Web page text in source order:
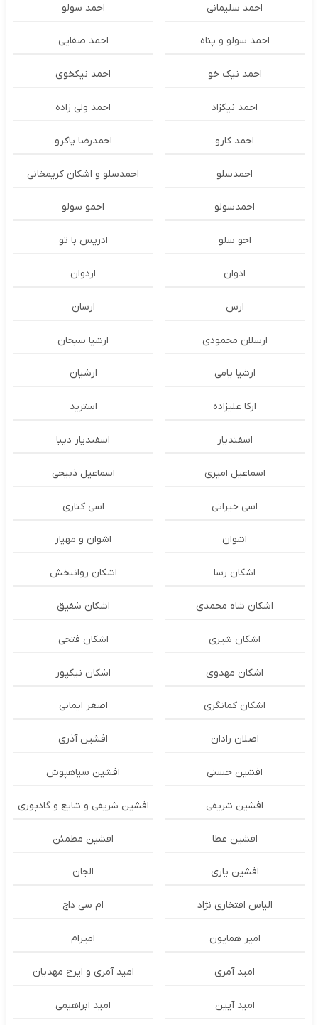
احمد سلیمانی احمد سولو
احمد سولو و پناه احمد صفایی
احمد نیک خو احمد نیکخوی
احمد نیکزاد احمد ولی زاده
احمد کارو احمدرضا پاکرو
احمدسلو احمدسلو و اشکان کریمخانی
احمدسولو احمو سولو
احو سلو ادریس با تو
ادوان اردوان
ارس ارسان
ارسلان محمودی ارشیا سبحان
ارشیا یامی ارشیان
ارکا علیزاده استرید
اسفندیار اسفندیار دیبا
اسماعیل امیری اسماعیل ذبیحی
اسی خیراتی اسی کناری
اشوان اشوان و مهیار
اشکان رسا اشکان روانبخش
اشکان شاه محمدی اشکان شفیق
اشکان شیری اشکان فتحی
اشکان مهدوی اشکان نیکپور
اشکان‌ کمانگری اصغر ایمانی
اصلان رادان افشین آذری
افشین حسنی افشین سیاهپوش
افشین شریفی افشین شریفی و شایع و گادپوری
افشین عطا افشین مطمئن
افشین یاری الجان
الیاس افتخاری نژاد ام سی داج
امير همايون اميرام
امید آمری امید آمری و ایرج مهدیان
امید آیین امید ابراهیمی